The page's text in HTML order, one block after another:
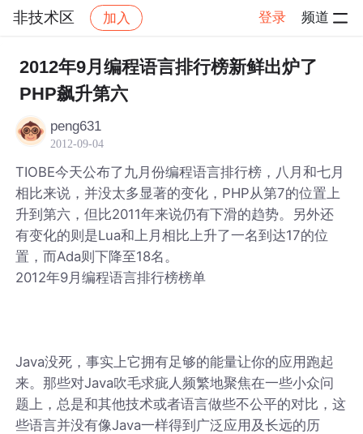
非技术区 加入 登录 频道
社区 非技术区 帖子详情
2012年9月编程语言排行榜新鲜出炉了
PHP飙升第六
peng631
2012-09-04
TIOBE今天公布了九月份编程语言排行榜，八月和七月
相比来说，并没太多显著的变化，PHP从第7的位置上
升到第六，但比2011年来说仍有下滑的趋势。另外还
有变化的则是Lua和上月相比上升了一名到达17的位
置，而Ada则下降至18名。
2012年9月编程语言排行榜榜单
Java没死，事实上它拥有足够的能量让你的应用跑起
来。那些对Java吹毛求疵人频繁地聚焦在一些小众问
题上，总是和其他技术或者语言做些不公平的对比，这
些语言并没有像Java一样得到广泛应用及长远的历